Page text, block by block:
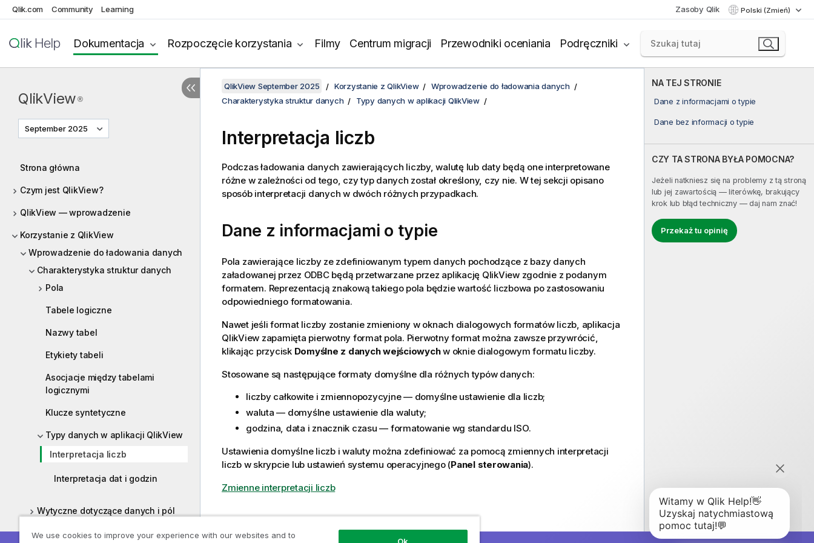
Qlik.com Community Learning Zasoby Qlik Polski (Zmień)
Dokumentacja Rozpoczęcie korzystania Filmy Centrum migracji Przewodniki oceniania Podręczniki
QlikView ®
September 2025
Strona główna
Czym jest QlikView?
QlikView — wprowadzenie
Korzystanie z QlikView
Wprowadzenie do ładowania danych
Charakterystyka struktur danych
Pola
Tabele logiczne
Nazwy tabel
Etykiety tabeli
Asocjacje między tabelami
logicznymi
Klucze syntetyczne
Typy danych w aplikacji QlikView
Interpretacja liczb
Interpretacja dat i godzin
Wytyczne dotyczące danych i pól
Ładowanie danych z plików
NA TEJ STRONIE
Dane z informacjami o typie
Dane bez informacji o typie
CZY TA STRONA BYŁA POMOCNA?
Jeżeli natkniesz się na problemy z tą stroną
lub jej zawartością — literówkę, brakujący
krok lub błąd techniczny — daj nam znać!
Przekaż tu opinię
QlikView September 2025 Korzystanie z QlikView
Wprowadzenie do ładowania danych
Charakterystyka struktur danych
Typy danych w aplikacji QlikView
Interpretacja liczb
Podczas ładowania danych zawierających liczby, walutę lub daty będą one interpretowane
różne w zależności od tego, czy typ danych został określony, czy nie. W tej sekcji opisano
sposób interpretacji danych w dwóch różnych przypadkach.
Dane z informacjami o typie
Pola zawierające liczby ze zdefiniowanym typem danych pochodzące z bazy danych
załadowanej przez ODBCbędą przetwarzane przez aplikację QlikViewzgodnie z podanym
formatem. Reprezentacją znakową takiego pola będzie wartość liczbowa po zastosowaniu
odpowiedniego formatowania.
Nawet jeśli format liczby zostanie zmieniony w oknach dialogowych formatów liczb, aplikacja
QlikView zapamięta pierwotny format pola. Pierwotny format można zawsze przywrócić,
klikając przycisk Domyślne z danych wejściowychw oknie dialogowym formatu liczby.
Stosowane są następujące formaty domyślne dla różnych typów danych:
liczby całkowite i zmiennopozycyjne — domyślne ustawienie dla liczb;
waluta — domyślne ustawienie dla waluty;
godzina, data i znacznik czasu — formatowanie wg standardu ISO.
Ustawienia domyślne liczb i waluty można zdefiniować za pomocą zmiennych interpretacji
liczb w skrypcie lub ustawień systemu operacyjnego (Panel sterowania).
Zmienne interpretacji liczb
We use cookies to improve your experience with our websites and to